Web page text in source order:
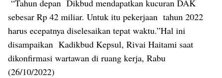
“Tahun depan Dikbud mendapatkan kucuran DAK
sebesar Rp 42 miliar. Untuk itu pekerjaan tahun 2022
harus ecepatnya diselesaikan tepat waktu.”Hal ini
disampaikan Kadikbud Kepsul, Rivai Haitami saat
dikonfirmasi wartawan di ruang kerja, Rabu
(26/10/2022)